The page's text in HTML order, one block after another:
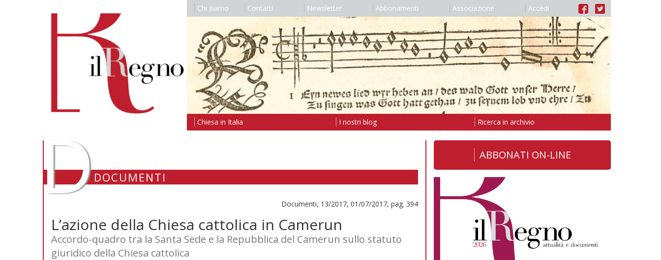
Chi siamo Contatti Newsletter Abbonamenti Associazione Accedi
Chiesa in Italia I nostri blog Ricerca in archivio
DDOCUMENTI
Documenti, 13/2017, 01/07/2017, pag. 394
L’azione della Chiesa cattolica in Camerun
Accordo-quadro tra la Santa Sede e la Repubblica del Camerun sullo statuto
giuridico della Chiesa cattolica
ABBONATI ON-LINE